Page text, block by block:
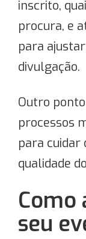
inscrito,
procura, e
para
divulgação.
Outro
processos
para cuidar
qualidade
Como
seu